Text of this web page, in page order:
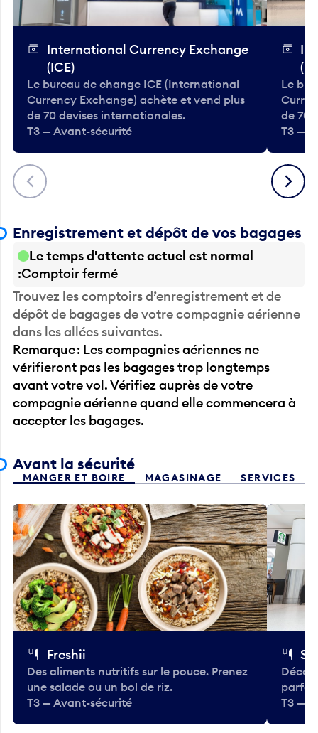
Précédent
(ICE)
Le bureau de change ICE (International
Currency Exchange) achète et vend plus
de 70 devises internationales.
T3 — Avant-sécurité
Le
de 70
T3 —
Suivant
Le temps d'attente actuel est normal
Comptoir fermé
Trouvez les comptoirs d’enregistrement et de
dépôt de bagages de votre compagnie aérienne
dans les allées suivantes.
Remarque : Les compagnies aériennes ne
vérifieront pas les bagages trop longtemps
avant votre vol. Vérifiez auprès de votre
compagnie aérienne quand elle commencera à
accepter les bagages.
MANGER ET BOIRE
Précédent
Des aliments nutritifs sur le pouce. Prenez
une salade ou un bol de riz.
T3 — Avant-sécurité
T3 —
Suivant